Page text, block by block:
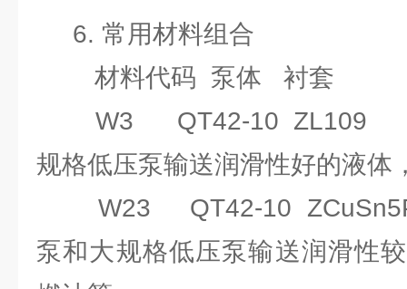
6. 常用材料组合
材料代码 泵体 衬套
W3 QT42-10 ZL109
规格低压泵输送润滑性好的液体
W23 QT42-10
泵和大规格低压泵输送润滑性